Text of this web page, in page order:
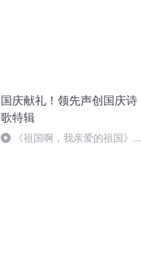
国庆献礼！领先声创国庆诗
歌特辑
《祖国啊，我亲爱的祖国》温